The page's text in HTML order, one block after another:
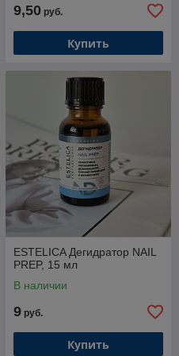
9,50 руб.
Купить
ESTELICA Дегидратор NAIL
PREP, 15 мл
В наличии
9 руб.
Купить